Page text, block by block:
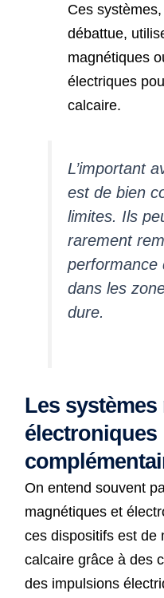
Ces
débattue,
magnétiques
électriques
calcaire.
L’important
est de bien
limites. Ils
rarement
performance
dans les
dure.
Les
électroniques
On entend souvent
magnétiques et
ces dispositifs est de
calcaire grâce à des
des impulsions